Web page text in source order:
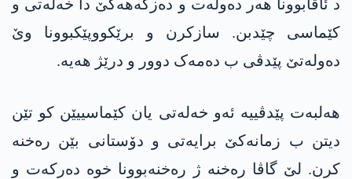
د ئاڤابوونا ھەر دەولەت و دەزگەھەکێ دا خەلەتی و
کێماسی چێدبن. سازکرن و برێکووپێکبوونا وێ
دەولەتێ پێدڤی ب دەمەک دوور و درێژ ھەیە.
ھەلبەت پێدڤییە ئەو خەلەتی یان کێماسییێن کو تێن
دیتن ب زمانەکێ برایەتی و دۆستانی بێن رەخنە
کرن. لێ گاڤا رەخنە ژ رەخنەبوونا خوە دەرکەت و